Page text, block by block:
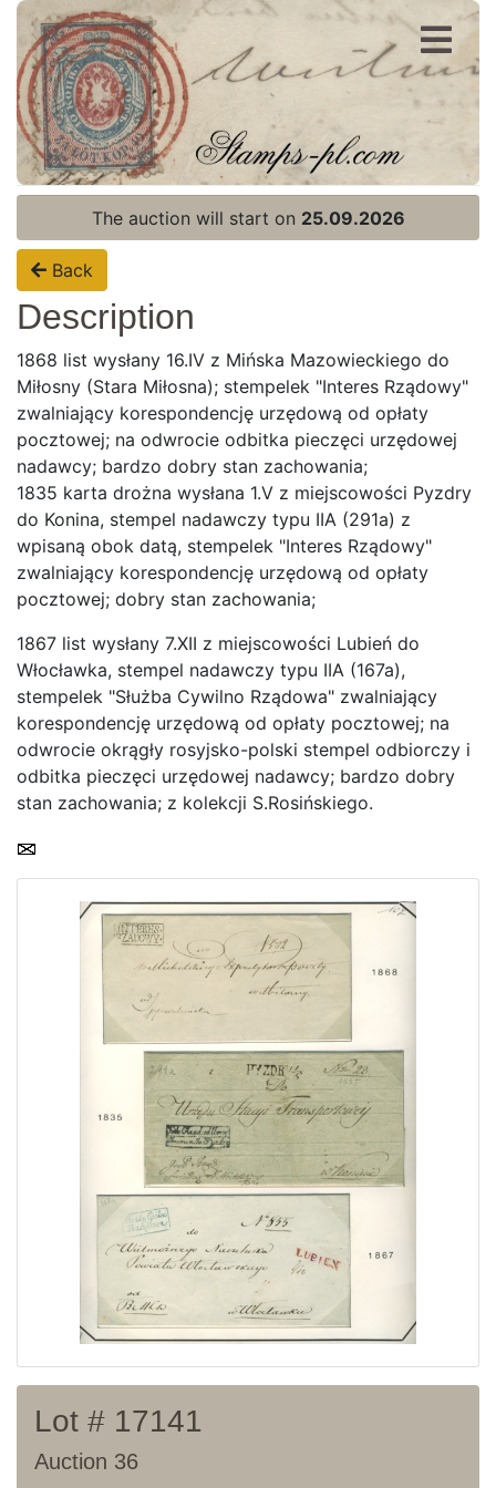
Register
Login
Home page
Current auction
Recent result
Archive
Regulation
Contact
The auction will start on 25.09.2026
Back
Description
1868 list wysłany 16.IV z Mińska Mazowieckiego do
Miłosny (Stara Miłosna); stempelek "Interes Rządowy"
zwalniający korespondencję urzędową od opłaty
pocztowej; na odwrocie odbitka pieczęci urzędowej
nadawcy; bardzo dobry stan zachowania;
1835 karta drożna wysłana 1.V z miejscowości Pyzdry
do Konina, stempel nadawczy typu IIA (291a) z
wpisaną obok datą, stempelek "Interes Rządowy"
zwalniający korespondencję urzędową od opłaty
pocztowej; dobry stan zachowania;
1867 list wysłany 7.XII z miejscowości Lubień do
Włocławka, stempel nadawczy typu IIA (167a),
stempelek "Służba Cywilno Rządowa" zwalniający
korespondencję urzędową od opłaty pocztowej; na
odwrocie okrągły rosyjsko-polski stempel odbiorczy i
odbitka pieczęci urzędowej nadawcy; bardzo dobry
stan zachowania; z kolekcji S.Rosińskiego.
Lot # 17141
Auction 36